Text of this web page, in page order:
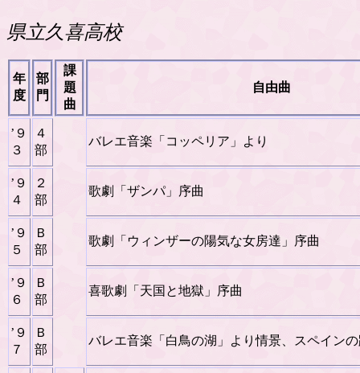
県立久喜高
年
度
部
門
課
題
曲
自由曲
’９
３
４
部
バレエ音楽「コッペリア」より
’９
４
２
部
歌劇「ザンパ」序曲
’９
５
Ｂ
部
歌劇「ウィンザーの陽気な女房達」序曲
’９
６
Ｂ
部
喜歌劇「天国と地獄」序曲
’９
７
Ｂ
部
バレエ音楽「白鳥の湖」より情景、スペイン